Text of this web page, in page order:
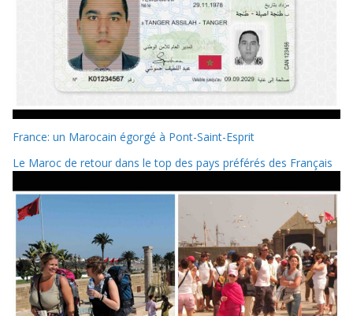
France: un Marocain égorgé à Pont-Saint-Esprit
Le Maroc de retour dans le top des pays préférés des Français